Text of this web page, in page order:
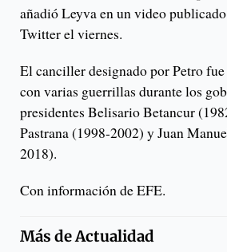
añadió Leyva en un video
Twitter el viernes.
El canciller designado por Petro
con varias guerrillas durante los
presidentes Belisario Betancur
Pastrana (1998-2002) y Juan
2018).
Con información de EFE.
Más deActualidad